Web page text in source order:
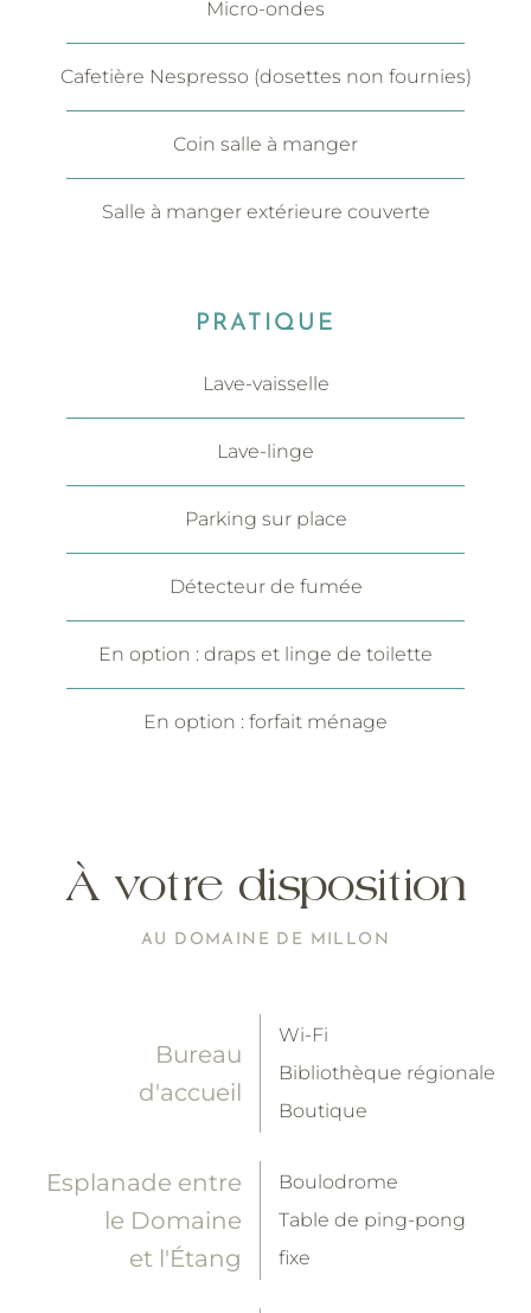
Micro-ondes
Cafetière Nespresso (dosettes non fournies)
Coin salle à manger
Salle à manger extérieure couverte
PRATIQUE
Lave-vaisselle
Lave-linge
Parking sur place
Détecteur de fumée
En option : draps et linge de toilette
En option : forfait ménage
À votre disposition
AU DOMAINE DE MILLON
Bureau
d'accueil
Wi-Fi
Bibliothèque régionale
Boutique
Esplanade entre
le Domaine
et l'Étang
Boulodrome
Table de ping-pong
fixe